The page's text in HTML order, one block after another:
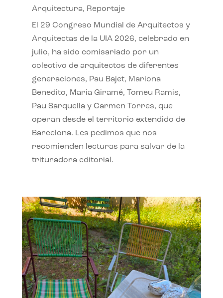
Arquitectura, Reportaje
El 29 Congreso Mundial de Arquitectos y
Arquitectas de la UIA 2026, celebrado en
julio, ha sido comisariado por un
colectivo de arquitectos de diferentes
generaciones, Pau Bajet, Mariona
Benedito, Maria Giramé, Tomeu Ramis,
Pau Sarquella y Carmen Torres, que
operan desde el territorio extendido de
Barcelona. Les pedimos que nos
recomienden lecturas para salvar de la
trituradora editorial.